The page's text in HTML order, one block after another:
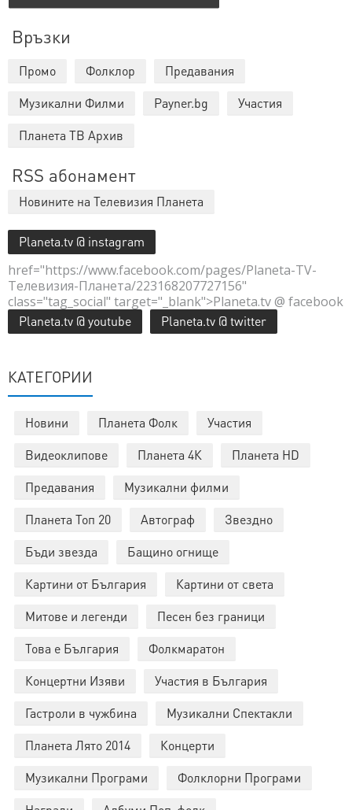
Връзки
Промо Фолклор
Предавания
Музикални Филми
Payner.bg
Участия
Планета ТВ Архив
RSS абонамент
Новините на Телевизия Планета
Planeta.tv @ instagram
href="https://www.facebook.com/pages/Planeta-TV-
Телевизия-Планета/223168207727156"
class="tag_social" target="_blank">Planeta.tv @ facebook
Planeta.tv @ youtube Planeta.tv @ twitter
КАТЕГОРИИ
Новини Планета Фолк
Участия
Видеоклипове
Планета 4К
Планета HD
Предавания
Музикални филми
Планета Топ 20
Автограф
Звездно
Бъди звезда
Бащино огнище
Картини от България
Картини от света
Митове и легенди
Песен без граници
Това е България
Фолкмаратон
Концертни Изяви
Участия в България
Гастроли в чужбина
Музикални Спектакли
Планета Лято 2014
Концерти
Музикални Програми
Фолклорни Програми